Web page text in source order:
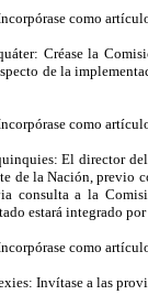
como
Créase la
de la
como
El director
de la Nación, previo
consulta a la
estará integrado
como
Invítase a las